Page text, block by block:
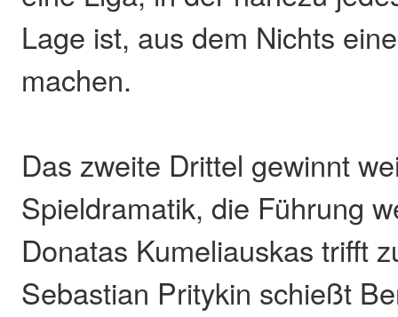
Lage ist, aus dem Nichts
machen.
Das zweite Drittel gewinnt
Spieldramatik, die Führung
Donatas Kumeliauskas trifft
Sebastian Pritykin schießt